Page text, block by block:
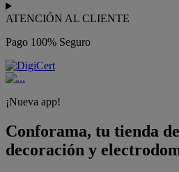
ATENCIÓN AL CLIENTE
Pago 100% Seguro
¡Nueva app!
Conforama, tu tienda
decoración y